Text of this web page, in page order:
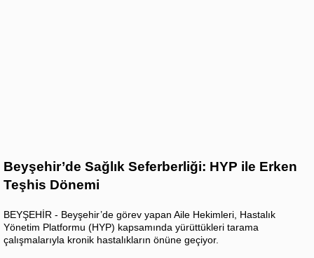
Beyşehir’de Sağlık Seferberliği: HYP ile Erken
Teşhis Dönemi
BEYŞEHİR - Beyşehir’de görev yapan Aile Hekimleri, Hastalık
Yönetim Platformu (HYP) kapsamında yürüttükleri tarama
çalışmalarıyla kronik hastalıkların önüne geçiyor.